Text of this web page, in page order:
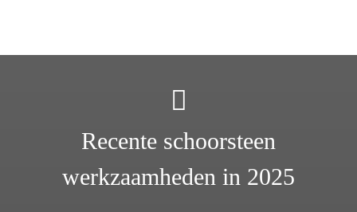
Recente schoorsteen
werkzaamheden in 2025